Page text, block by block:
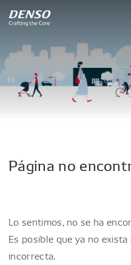
Página no
Lo sentimos, no se ha
Es posible que ya no
incorrecta.